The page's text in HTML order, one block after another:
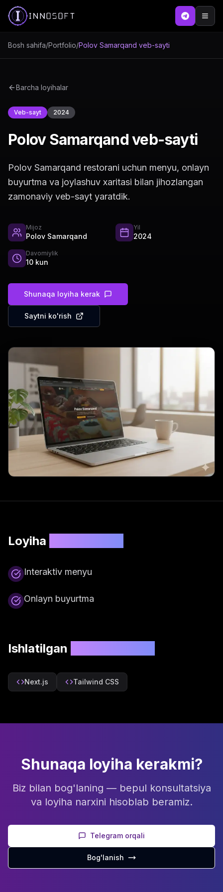
Bosh sahifa/Portfolio/Polov Samarqand veb-sayti
Barcha loyihalar
Veb-sayt 2024
Polov Samarqand veb-sayti
Polov Samarqand restorani uchun menyu, onlayn
buyurtma va joylashuv xaritasi bilan jihozlangan
zamonaviy veb-sayt yaratdik.
Mijoz
Polov Samarqand
Yil
2024
Davomiylik
10 kun
Shunaqa loyiha kerak
Saytni ko'rish
Loyiha
Interaktiv menyu
Onlayn buyurtma
Ishlatilgan
Next.js Tailwind CSS
Shunaqa loyiha kerakmi?
Biz bilan bog'laning — bepul konsultatsiya
va loyiha narxini hisoblab beramiz.
Telegram orqali
Bog'lanish